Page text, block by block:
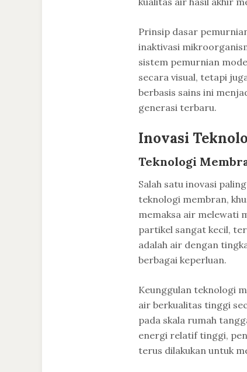
Prinsip dasar
inaktivasi
sistem pemurnian
secara visual, tetapi
berbasis sains ini
generasi terbaru.
Inovasi
Teknologi
Salah satu inovasi
teknologi membran,
memaksa air melewati
partikel sangat kecil,
adalah air dengan
berbagai keperluan.
Keunggulan teknologi
air berkualitas tinggi
pada skala rumah
energi relatif tinggi,
terus dilakukan untuk